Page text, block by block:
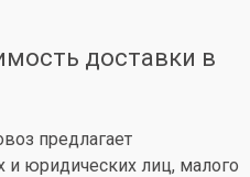
доставки в
предлагает
и юридических лиц, малого